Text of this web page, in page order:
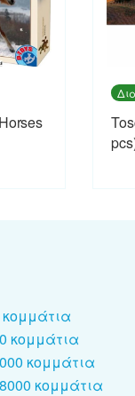
κομμάτια
κομμάτια
κομμάτια